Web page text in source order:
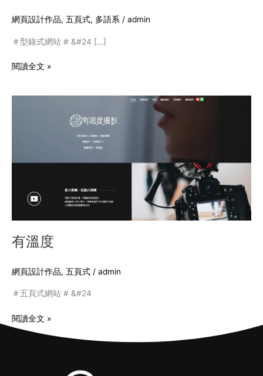
網頁設計作品, 五頁式, 多語系 / admin
＃型錄式網站 # &#24 […]
閱讀全文 »
有溫度
網頁設計作品, 五頁式 / admin
＃五頁式網站 # &#24
閱讀全文 »